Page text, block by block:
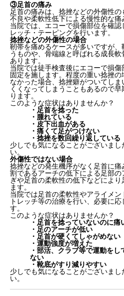
③足首の痛み
足首の痛みは、捻挫などの外傷性
不良や柔軟性低下による慢性的な痛
当院では、エコーで損傷部位を確
レッチ・テーピングを行います。
捻挫などの外傷性の場合
靭帯を痛めるケースが多いですが
うものや、骨端線と呼ばれる成長
あります。
当院では徒手検査後にエコーで損
固定を施します。程度の重い捻挫
なかった場合、捻挫癖がついてし
くくなってしまうこともあるので
ります。
このような症状はありませんか？
・足首を捻った
・腫れている
・皮下出血がある
・痛くて足がつけない
・捻挫を数回繰り返している
少しでも気になることがございま
い。
外傷性ではない場合
捻挫などの発生機序がなく足首に
割であるアーチの低下による足部
ぎや足首の柔軟性の低下などによ
ます。
当院では足首の柔軟性やアライメ
トレッチ等の治療を行い、必要に
す。
このような症状はありませんか？
・足首を捻っていないのに痛
・足のアーチが低い
・足首が硬くてしゃがめない
・運動強度が増えた
・部活、クラブ等で運動を
ない
・靴底がすり減りやすい
少しでも気になることがございま
い。